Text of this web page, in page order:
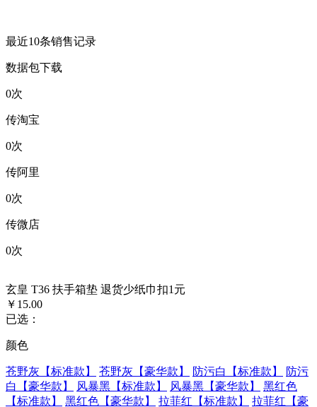
最近10条销售记录
数据包下载
0次
传淘宝
0次
传阿里
0次
传微店
0次
玄皇 T36 扶手箱垫 退货少纸巾扣1元
￥15.00
已选：
颜色
苍野灰【标准款】 苍野灰【豪华款】 防污白【标准款】
防污
白【豪华款】
风暴黑【标准款】 风暴黑【豪华款】
黑红色
【标准款】
黑红色【豪华款】 拉菲红【标准款】 拉菲红【豪